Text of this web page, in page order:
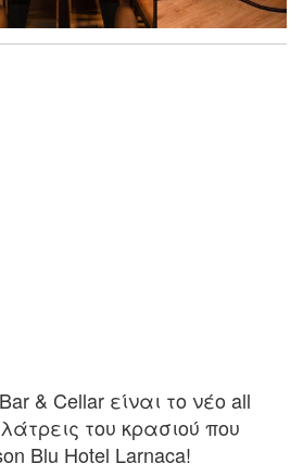
& Cellar είναι το νέο all
του κρασιού που
Blu Hotel Larnaca!